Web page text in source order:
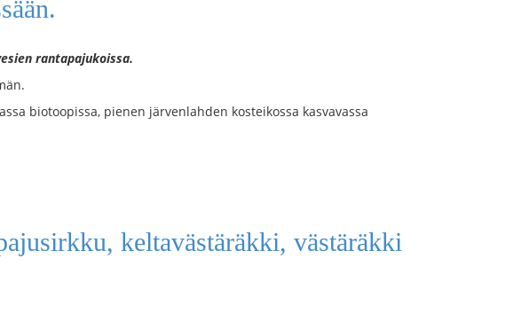
rantapajukoissa.
biotoopissa, pienen järvenlahden kosteikossa kasvavassa
keltavästäräkki, västäräkki